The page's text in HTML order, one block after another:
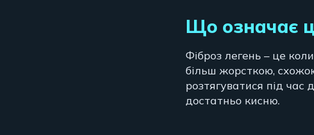
Що означає
Фіброз легень – це
більш жорсткою,
розтягуватися під
достатньо кисню.